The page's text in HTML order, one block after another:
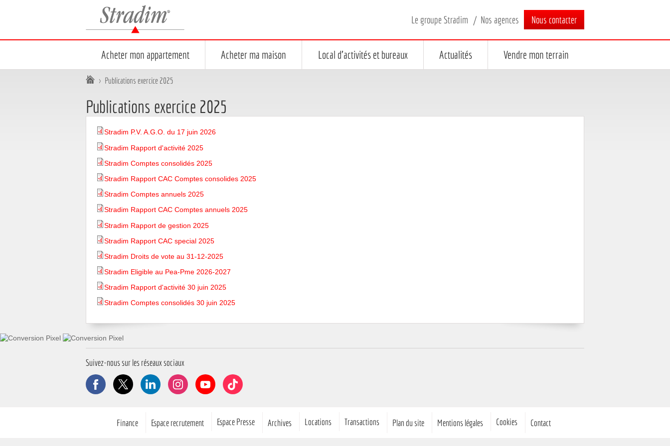
Stradim
Le groupe Stradim Nos agences Nous contacter
Acheter mon appartement Acheter ma maison Local d'activités et bureaux Actualités Vendre mon terrain
> Publications exercice 2025
Publications exercice 2025
Stradim P.V. A.G.O. du 17 juin 2026
Stradim Rapport d'activité 2025
Stradim Comptes consolidés 2025
Stradim Rapport CAC Comptes consolides 2025
Stradim Comptes annuels 2025
Stradim Rapport CAC Comptes annuels 2025
Stradim Rapport de gestion 2025
Stradim Rapport CAC special 2025
Stradim Droits de vote au 31-12-2025
Stradim Eligible au Pea-Pme 2026-2027
Stradim Rapport d'activité 30 juin 2025
Stradim Comptes consolidés 30 juin 2025
Suivez-nous sur les réseaux sociaux
FacebookX LinkedIn InstagramYouTube TikTok
Finance Espace recrutement Espace Presse Archives Locations Transactions Plan du site Mentions légales Cookies Contact